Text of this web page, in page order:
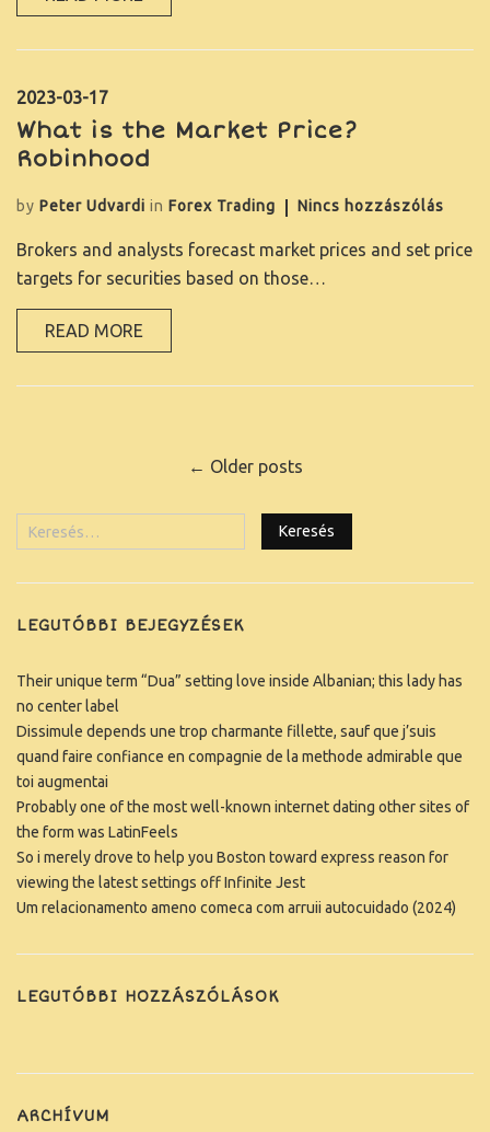
2023-03-17
What is the Market Price?
Robinhood
by Peter Udvardi in Forex Trading Nincs hozzászólás
Brokers and analysts forecast market prices and set price
targets for securities based on those…
READ MORE
← Older posts
LEGUTÓBBI BEJEGYZÉSEK
Their unique term “Dua” setting love inside Albanian; this lady has
no center label
Dissimule depends une trop charmante fillette, sauf que j’suis
quand faire confiance en compagnie de la methode admirable que
toi augmentai
Probably one of the most well-known internet dating other sites of
the form was LatinFeels
So i merely drove to help you Boston toward express reason for
viewing the latest settings off Infinite Jest
Um relacionamento ameno comeca com arruii autocuidado (2024)
LEGUTÓBBI HOZZÁSZÓLÁSOK
ARCHÍVUM